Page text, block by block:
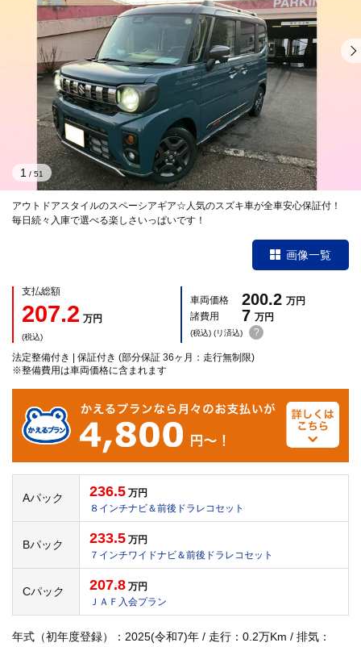
アウトドアスタイルのスペーシアギア☆人気のスズキ車が全車安心保証付！
毎日続々入庫で選べる楽しさいっぱいです！
1 / 51
画像一覧
支払総額
207.2 万円
(税込)
車両価格 200.2 万円
諸費用
7 万円
(税込) (リ済込) ?
法定整備付き | 保証付き (部分保証 36ヶ月：走行無制限)
※整備費用は車両価格に含まれます
Aパック 236.5 万円
８インチナビ＆前後ドラレコセット
Bパック 233.5 万円
７インチワイドナビ＆前後ドラレコセット
Cパック 207.8 万円
ＪＡＦ入会プラン
年式（初年度登録）：2025(令和7)年 / 走行：0.2万Km / 排気：